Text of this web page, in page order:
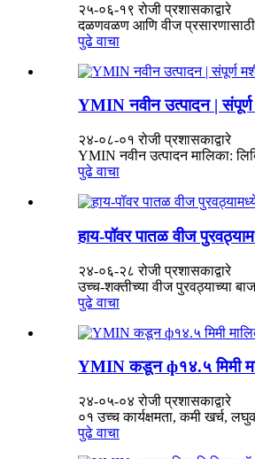
२५-०६-१९ रोजी प्रशासकाद्वारे
दळणवळण आणि वीज
पुढे वाचा
YMIN नवीन उत्पादन | संपूर्ण
२४-०८-०१ रोजी प्रशासकाद्वारे
YMIN नवीन उत्पादन मालिका:
पुढे वाचा
हाय-पॉवर पातळ वीज
२४-०६-२८ रोजी प्रशासकाद्वारे
उच्च-शक्तीच्या वीज पुरवठ्याच्या
पुढे वाचा
YMIN कडून ф१४.५ मिमी
२४-०५-०४ रोजी प्रशासकाद्वारे
०१ उच्च कार्यक्षमता, कमी खर्च,
पुढे वाचा